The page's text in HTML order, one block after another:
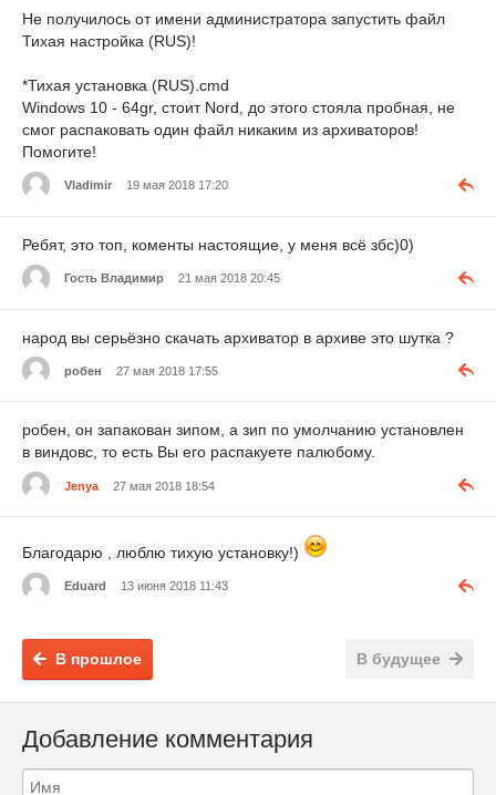
Не получилось от имени администратора запустить файл
Тихая настройка (RUS)!
*Тихая установка (RUS).cmd
Windows 10 - 64gr, стоит Nord, до этого стояла пробная, не
смог распаковать один файл никаким из архиваторов!
Помогите!
Vladimir 19 мая 2018 17:20
Ребят, это топ, коменты настоящие, у меня всё збс)0)
Гость Владимир 21 мая 2018 20:45
народ вы серьёзно скачать архиватор в архиве это шутка ?
робен 27 мая 2018 17:55
робен, он запакован зипом, а зип по умолчанию установлен
в виндовс, то есть Вы его распакуете палюбому.
Jenya 27 мая 2018 18:54
Благодарю , люблю тихую установку!)
Eduard 13 июня 2018 11:43
В будущее
В прошлое
Добавление комментария